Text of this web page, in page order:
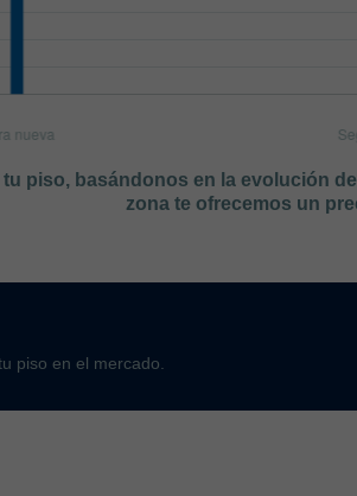
piso, basándonos en la evolución
zona te ofrecemos un
piso en el mercado.